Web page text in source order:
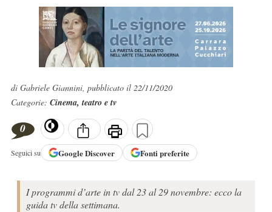
di Gabriele Giannini, pubblicato il 22/11/2020
Categorie: Cinema, teatro e tv
0
Seguici su GoogleDiscover Fonti preferite
I programmi d’arte in tv dal 23 al 29 novembre: ecco la
guida tv della settimana.